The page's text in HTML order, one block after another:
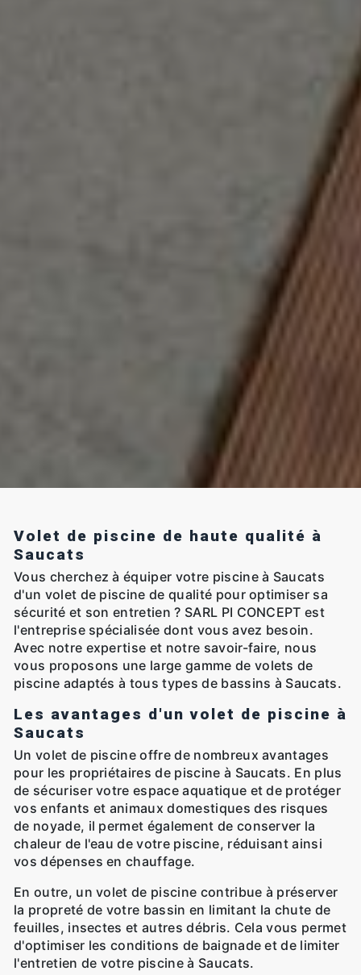
Volet de piscine de haute qualité à
Saucats
Vous cherchez à équiper votre piscine à Saucats
d'un volet de piscine de qualité pour optimiser sa
sécurité et son entretien ? SARL PI CONCEPT est
l'entreprise spécialisée dont vous avez besoin.
Avec notre expertise et notre savoir-faire, nous
vous proposons une large gamme de volets de
piscine adaptés à tous types de bassins à Saucats.
Les avantages d'un volet de piscine à
Saucats
Un volet de piscine offre de nombreux avantages
pour les propriétaires de piscine à Saucats. En plus
de sécuriser votre espace aquatique et de protéger
vos enfants et animaux domestiques des risques
de noyade, il permet également de conserver la
chaleur de l'eau de votre piscine, réduisant ainsi
vos dépenses en chauffage.
En outre, un volet de piscine contribue à préserver
la propreté de votre bassin en limitant la chute de
feuilles, insectes et autres débris. Cela vous permet
d'optimiser les conditions de baignade et de limiter
l'entretien de votre piscine à Saucats.